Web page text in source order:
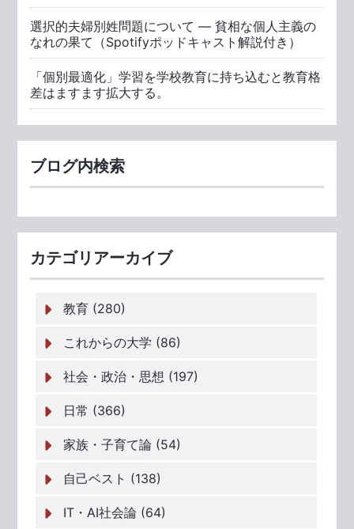
選択的夫婦別姓問題について ― 貧相な個人主義の
なれの果て（Spotifyポッドキャスト解説付き）
「個別最適化」学習を学校教育に持ち込むと教育格
差はますます拡大する。
ブログ内検索
カテゴリアーカイブ
教育 (280)
これからの大学 (86)
社会・政治・思想 (197)
日常 (366)
家族・子育て論 (54)
自己ベスト (138)
IT・AI社会論 (64)